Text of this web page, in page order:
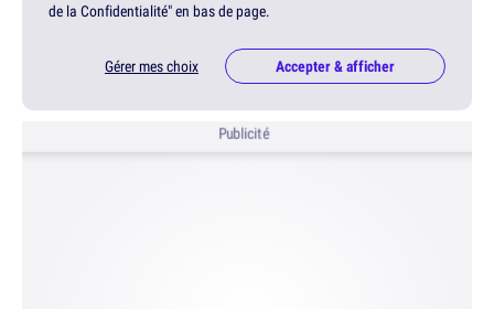
de la Confidentialité" en bas de page.
Gérer mes choix Accepter & afficher
Publicité